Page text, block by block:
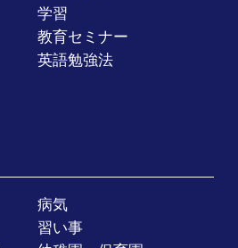
学習
教育セミナー
英語勉強法
病気
習い事